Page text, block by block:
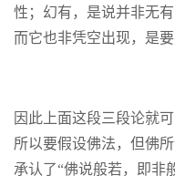
性；幻有，是说并非无有
而它也非凭空出现，是
因此上面这段三段论就
所以要假设佛法，但佛
承认了“佛说般若，即非